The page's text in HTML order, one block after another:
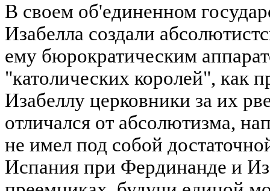
В своем об'единенном
Изабелла создали
ему бюрократическим
"католических королей", как
Изабеллу церковники за их
отличался от абсолютизма,
не имел под собой
Испания при Фердинанде и